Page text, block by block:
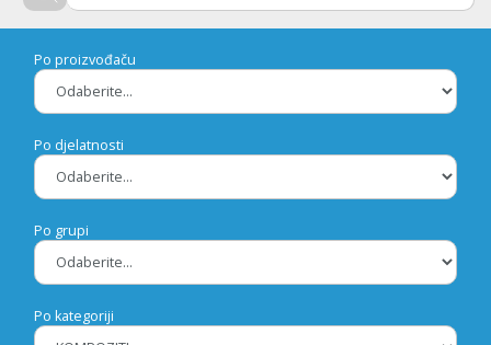
Po proizvođaču
Po djelatnosti
Po grupi
Po kategoriji